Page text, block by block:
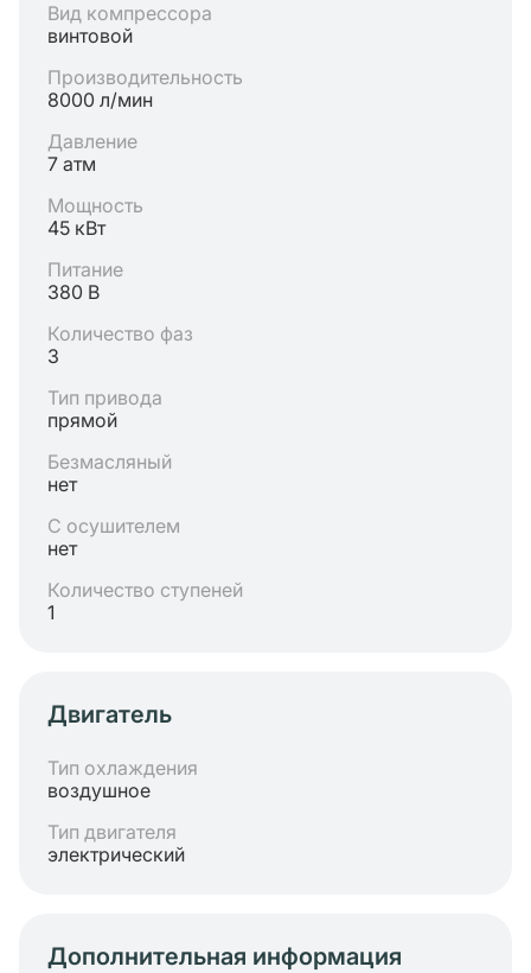
Вид компрессора
винтовой
Производительность
8000 л/мин
Давление
7 атм
Мощность
45 кВт
Питание
380 В
Количество фаз
3
Тип привода
прямой
Безмасляный
нет
С осушителем
нет
Количество ступеней
1
Двигатель
Тип охлаждения
воздушное
Тип двигателя
электрический
Дополнительная информация